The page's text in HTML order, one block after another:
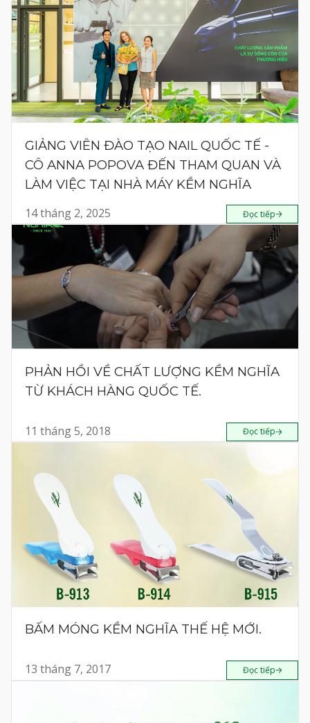
GIẢNG VIÊN ĐÀO TẠO NAIL QUỐC TẾ -
CÔ ANNA POPOVA ĐẾN THAM QUAN VÀ
LÀM VIỆC TẠI NHÀ MÁY KỀM NGHĨA
14 tháng 2, 2025 Đọc tiếp
PHẢN HỒI VỀ CHẤT LƯỢNG KỀM NGHĨA
TỪ KHÁCH HÀNG QUỐC TẾ.
11 tháng 5, 2018 Đọc tiếp
BẤM MÓNG KỀM NGHĨA THẾ HỆ MỚI.
13 tháng 7, 2017 Đọc tiếp